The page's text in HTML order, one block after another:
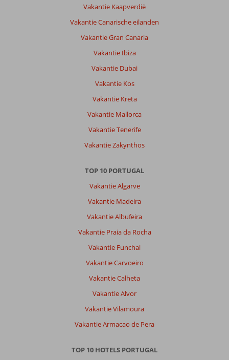
Vakantie Kaapverdië
Vakantie Canarische eilanden
Vakantie Gran Canaria
Vakantie Ibiza
Vakantie Dubai
Vakantie Kos
Vakantie Kreta
Vakantie Mallorca
Vakantie Tenerife
Vakantie Zakynthos
TOP 10 PORTUGAL
Vakantie Algarve
Vakantie Madeira
Vakantie Albufeira
Vakantie Praia da Rocha
Vakantie Funchal
Vakantie Carvoeiro
Vakantie Calheta
Vakantie Alvor
Vakantie Vilamoura
Vakantie Armacao de Pera
TOP 10 HOTELS PORTUGAL